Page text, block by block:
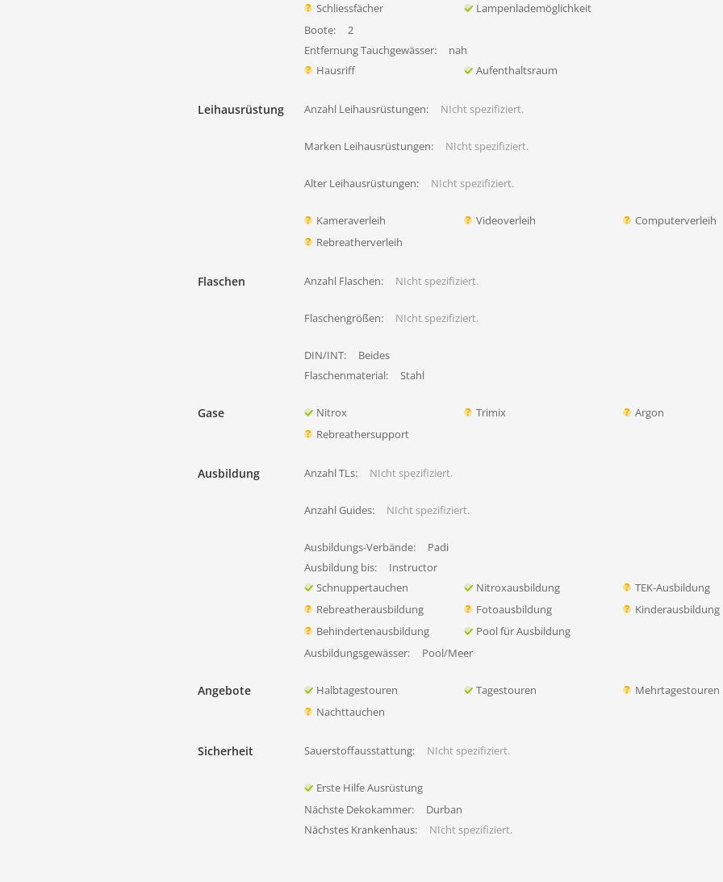
Schliessfächer
Lampenlademöglichkeit
Boote:
2
Entfernung Tauchgewässer:
nah
Hausriff
Aufenthaltsraum
Leihausrüstung Anzahl Leihausrüstungen: NIcht spezifiziert.
Marken Leihausrüstungen: NIcht spezifiziert.
Alter Leihausrüstungen: NIcht spezifiziert.
Kameraverleih Videoverleih
Computerverleih
Rebreatherverleih
Flaschen Anzahl Flaschen: NIcht spezifiziert.
Flaschengrößen: NIcht spezifiziert.
DIN/INT:
Beides
Flaschenmaterial:
Stahl
Gase Nitrox Trimix
Argon
Rebreathersupport
Ausbildung Anzahl TLs: NIcht spezifiziert.
Anzahl Guides: NIcht spezifiziert.
Ausbildungs-Verbände:
Padi
Ausbildung bis:
Instructor
Schnuppertauchen
Nitroxausbildung
TEK-Ausbildung
Rebreatherausbildung
Fotoausbildung
Kinderausbildung
Behindertenausbildung
Pool für Ausbildung
Ausbildungsgewässer:
Pool/Meer
Angebote Halbtagestouren Tagestouren
Mehrtagestouren
Nachttauchen
Sicherheit Sauerstoffausstattung: NIcht spezifiziert.
Erste Hilfe Ausrüstung
Nächste Dekokammer:
Durban
Nächstes Krankenhaus:
NIcht spezifiziert.